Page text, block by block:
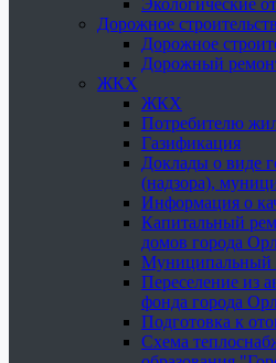
Экологические
Дорожное
Дорожное
Дорожный
ЖКХ
ЖКХ
Потребителю
Газификация
Доклады о виде
(надзора),
Информация о
Капитальный
домов города
Муниципальный
Переселение из
фонда города
Подготовка к
Схема